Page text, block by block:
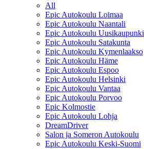
All
Epic Autokoulu Loimaa
Epic Autokoulu Naantali
Epic Autokoulu Uusikaupunki
Epic Autokoulu Satakunta
Epic Autokoulu Kymenlaakso
Epic Autokoulu Häme
Epic Autokoulu Espoo
Epic Autokoulu Helsinki
Epic Autokoulu Vantaa
Epic Autokoulu Porvoo
Epic Kolmostie
Epic Autokoulu Lohja
DreamDriver
Salon ja Someron Autokoulu
Epic Autokoulu Keski-Suomi